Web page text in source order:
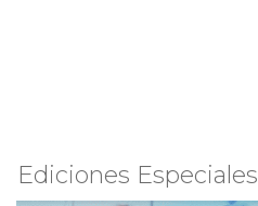
Ediciones Especiales